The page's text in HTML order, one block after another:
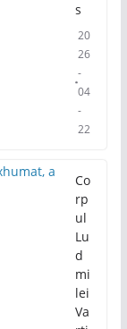
s
20
26
-
04
-
22
Co
rp
ul
Lu
d
mi
lei
Va